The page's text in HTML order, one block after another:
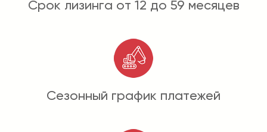
Срок лизинга от 12 до 59 месяцев
Сезонный график платежей